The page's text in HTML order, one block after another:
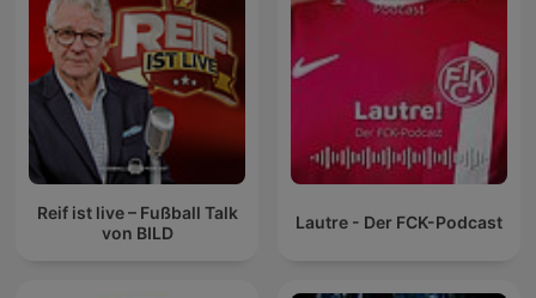
Reif ist live – Fußball Talk
von BILD
Lautre - Der FCK-Podcast